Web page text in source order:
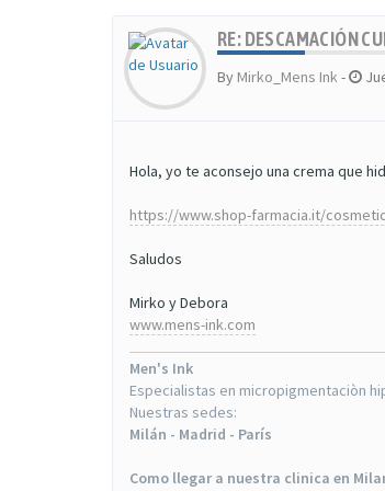
RE: DESCAMACIÓN
By Mirko_Mens Ink-
Hola, yo te aconsejo una crema que
https://www.shop-farmacia.it/
Saludos
Mirko y Debora
www.mens-ink.com
Men's Ink
Especialistas en micropigmentaciòn
Nuestras sedes:
Milán - Madrid - París
Como llegar a nuestra clinica en